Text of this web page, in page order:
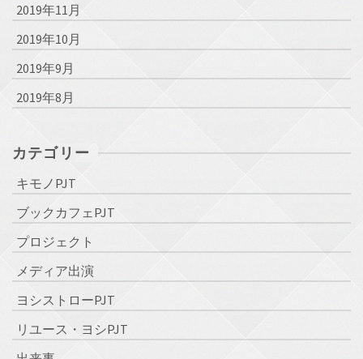
2019年11月
2019年10月
2019年9月
2019年8月
カテゴリー
キモノPJT
ブックカフェPJT
プロジェクト
メディア出演
ヨシストローPJT
リユース・ヨシPJT